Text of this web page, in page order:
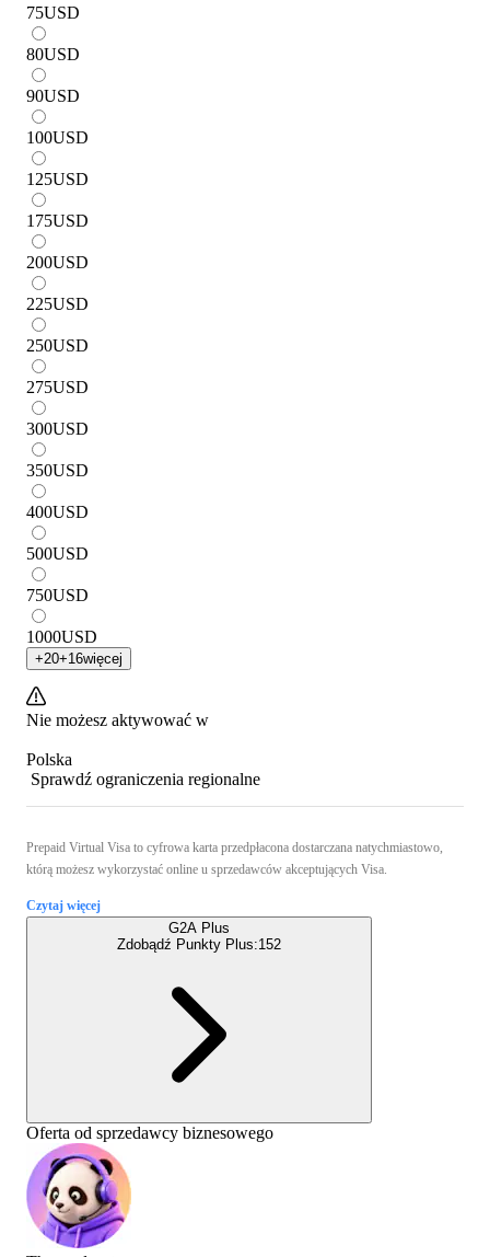
75USD
80USD
90USD
100USD
125USD
175USD
200USD
225USD
250USD
275USD
300USD
350USD
400USD
500USD
750USD
1000USD
+20+16więcej
Nie możesz aktywować w
Polska
Sprawdź ograniczenia regionalne
Prepaid Virtual Visa to cyfrowa karta przedpłacona dostarczana natychmiastowo,
którą możesz wykorzystać online u sprzedawców akceptujących Visa.
Czytaj więcej
G2A Plus
Zdobądź Punkty Plus:152
Oferta od sprzedawcy biznesowego